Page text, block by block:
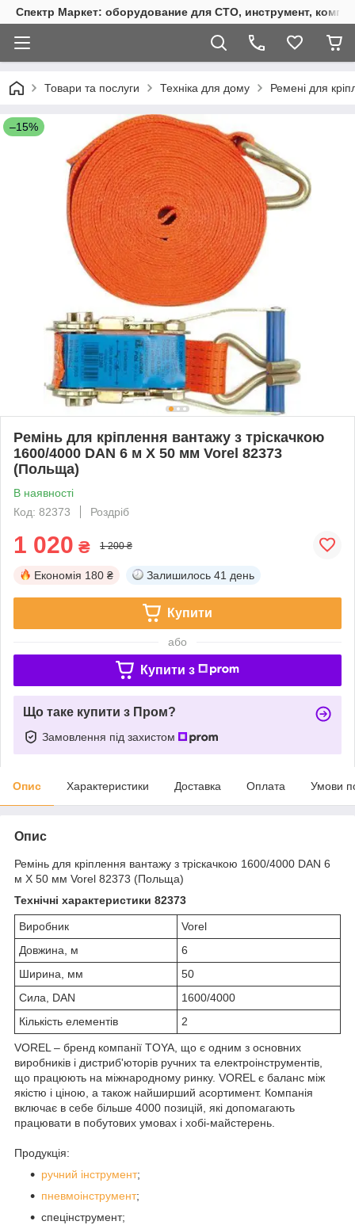
Спектр Маркет: оборудование для СТО, инструмент,
Товари та послуги Техніка для дому Ремені для
–15%
Ремінь для кріплення вантажу з тріскачкою
1600/4000 DAN 6 м Х 50 мм Vorel 82373
(Польща)
В наявності
Код: 82373
Роздріб
1 020 ₴ 1 200 ₴
Економія 180 ₴ Залишилось 41 день
Купити
або
Купити з
Що таке купити з Пром?
Замовлення під захистом
Опис Характеристики Доставка Оплата Умови
Опис
Ремінь для кріплення вантажу з тріскачкою 1600/4000 DAN 6
м Х 50 мм Vorel 82373 (Польща)
Технічні характеристики 82373
Виробник
Vorel
Довжина, м
6
Ширина, мм
50
Сила, DAN
1600/4000
Кількість елементів
2
VOREL – бренд компанії TOYA, що є одним з основних
виробників і дистриб'юторів ручних та електроінструментів,
що працюють на міжнародному ринку. VOREL є баланс між
якістю і ціною, а також найширший асортимент. Компанія
включає в себе більше 4000 позицій, які допомагають
працювати в побутових умовах і хобі-майстерень.
Продукція:
ручний інструмент;
пневмоінструмент;
спецінструмент;